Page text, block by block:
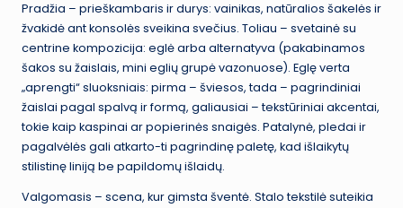
Pradžia – prieškambaris ir durys: vainikas, natūralios šakelės ir
žvakidė ant konsolės sveikina svečius. Toliau – svetainė su
centrine kompozicija: eglė arba alternatyva (pakabinamos
šakos su žaislais, mini eglių grupė vazonuose). Eglę verta
„aprengti“ sluoksniais: pirma – šviesos, tada – pagrindiniai
žaislai pagal spalvą ir formą, galiausiai – tekstūriniai akcentai,
tokie kaip kaspinai ar popierinės snaigės. Patalynė, pledai ir
pagalvėlės gali atkarto-ti pagrindinę paletę, kad išlaikytų
stilistinę liniją be papildomų išlaidų.
Valgomasis – scena, kur gimsta šventė. Stalo tekstilė suteikia